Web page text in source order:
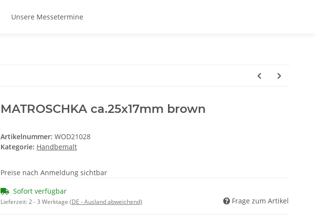
Unsere Messetermine
MATROSCHKA ca.25x17mm brown
Artikelnummer: WOD21028
Kategorie: Handbemalt
Preise nach Anmeldung sichtbar
Sofort verfügbar
Lieferzeit:2 - 3 Werktage (DE - Ausland abweichend) Frage zum Artikel